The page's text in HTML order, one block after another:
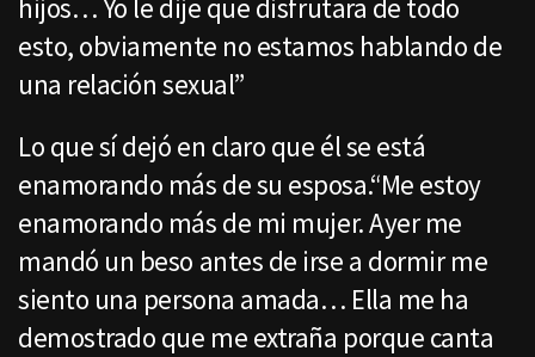
hijos… Yo le dije que disfrutara de todo
esto, obviamente no estamos hablando de
una relación sexual”
Lo que sí dejó en claro que él se está
enamorando más de su esposa.“Me estoy
enamorando más de mi mujer. Ayer me
mandó un beso antes de irse a dormir me
siento una persona amada… Ella me ha
demostrado que me extraña porque canta